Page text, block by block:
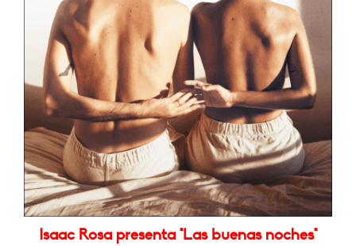
Isaac Rosa presenta "Las buenas noches"